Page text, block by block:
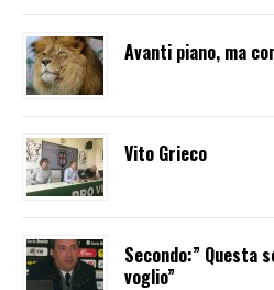
Avanti piano, ma
Vito Grieco
Secondo:” Questa
voglio”